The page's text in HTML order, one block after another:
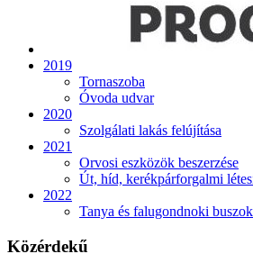
2019
Tornaszoba
Óvoda udvar
2020
Szolgálati lakás felújítása
2021
Orvosi eszközök beszerzése
Út, híd, kerékpárforgalmi
2022
Tanya és falugondnoki buszok
Közérdekű